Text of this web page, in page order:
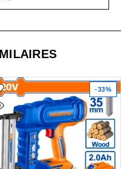
-33%